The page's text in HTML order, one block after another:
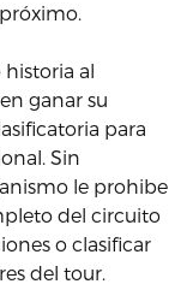
historia al
ganar su
para
Sin
le prohibe
del circuito
o clasificar
del tour.